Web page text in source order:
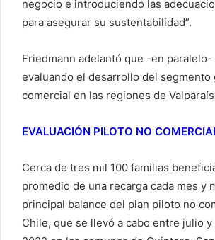
negocio e introduciendo las
para asegurar su sustentabilidad”.
Friedmann adelantó que -en paralelo-
evaluando el desarrollo del segmento
comercial en las regiones de
EVALUACIÓN PILOTO NO
Cerca de tres mil 100 familias
promedio de una recarga cada mes y
principal balance del plan piloto no
Chile, que se llevó a cabo entre julio